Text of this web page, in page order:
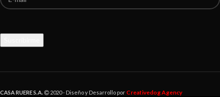
CASA RUERE S.A. 2020 - Diseño y Desarrollo por Creativedog Agency